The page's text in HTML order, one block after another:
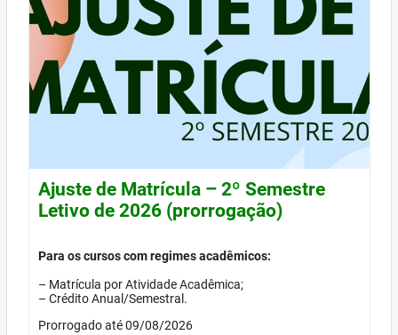
Ajuste de Matrícula – 2º Semestre
Letivo de 2026 (prorrogação)
Para os cursos com regimes acadêmicos:
– Matrícula por Atividade Acadêmica;
– Crédito Anual/Semestral.
Prorrogado até 09/08/2026